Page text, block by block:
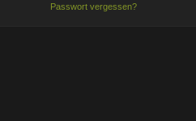
Passwort vergessen?